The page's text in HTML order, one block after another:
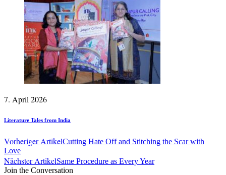
7. April 2026
Literature Tales from India
Vorheriger ArtikelCutting Hate Off and Stitching the Scar with
Love
Nächster ArtikelSame Procedure as Every Year
Join the Conversation